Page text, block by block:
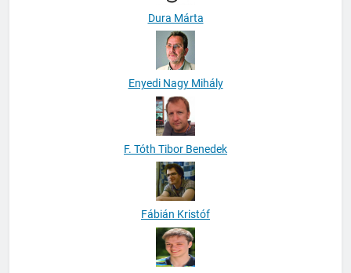
Dura Márta
Enyedi Nagy Mihály
F. Tóth Tibor Benedek
Fábián Kristóf